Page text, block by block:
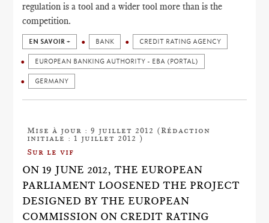
regulation is a tool and a wider tool more than is the
competition.
EN SAVOIR + BANK CREDIT RATING AGENCY
EUROPEAN BANKING AUTHORITY - EBA (PORTAL)
GERMANY
Mise à jour : 9 juillet 2012 (Rédaction
initiale : 1 juillet 2012 )
Sur le vif
ON 19 JUNE 2012, THE EUROPEAN
PARLIAMENT LOOSENED THE PROJECT
DESIGNED BY THE EUROPEAN
COMMISSION ON CREDIT RATING